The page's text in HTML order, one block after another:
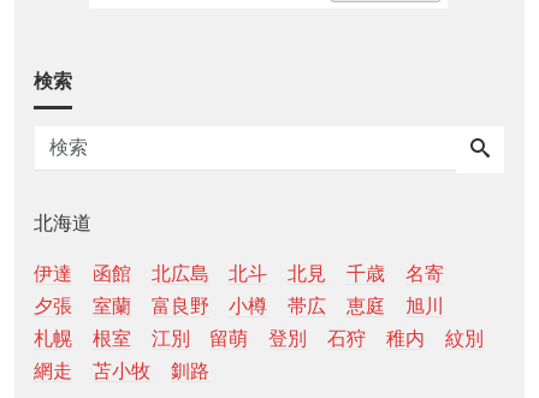
検索
北海道
伊達 函館 北広島 北斗 北見 千歳
名寄
夕張
室蘭 富良野 小樽 帯広 恵庭
旭川
札幌
根室 江別 留萌 登別 石狩 稚内
紋別
網走
苫小牧 釧路